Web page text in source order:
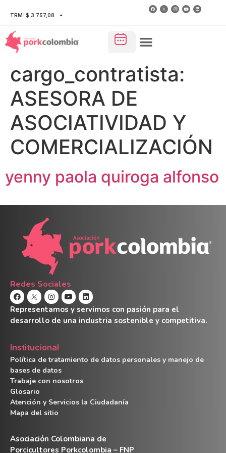
TRM: $ 3.757,08
cargo_contratista:
ASESORA DE
ASOCIATIVIDAD Y
COMERCIALIZACIÓN
yenny paola quiroga alfonso
Redes Sociales
Representamos y servimos con pasión para el
desarrollo de una industria sostenible y competitiva.
Institucional
Política de tratamiento de datos personales y manejo de
bases de datos
Trabaje con nosotros
Glosario
Atención y Servicios la Ciudadanía
Mapa del sitio
Asociación Colombiana de
Porcicultores Porkcolombia – FNP